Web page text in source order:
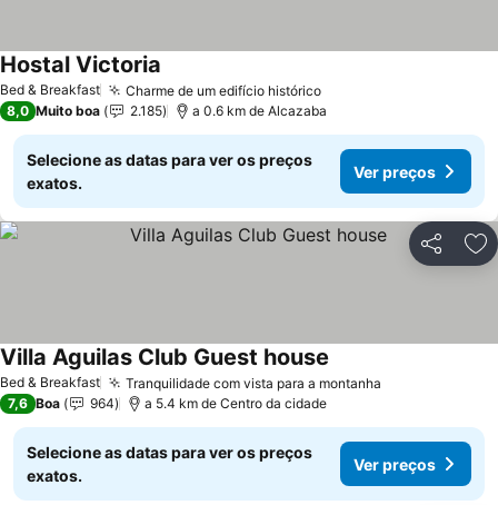
Bed & Breakfast Charme de um edifício histórico
Hostal Victoria
8,0 Muito boa 2.185 a 0.6 km de Alcazaba
Selecione as datas para ver os preços
exatos.
Ver preços
Partilhar
Bed & Breakfast Tranquilidade com vista para a montanha
Villa Aguilas Club Guest house
7,6 Boa 964 a 5.4 km de Centro da cidade
Selecione as datas para ver os preços
exatos.
Ver preços